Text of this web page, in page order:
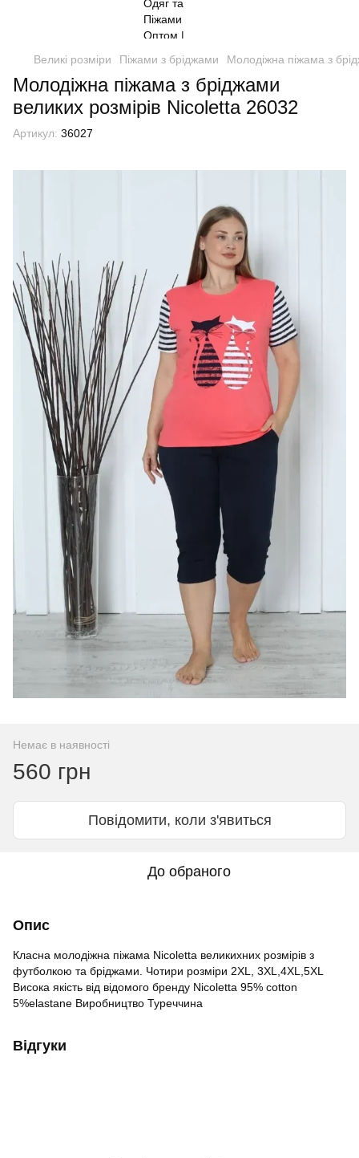
Великі розміри Піжами з бріджами Молодіжна піжама з
Молодіжна піжама з бріджами
великих розмірів Nicoletta 26032
Артикул: 36027
Немає в наявності
560 грн
Повідомити, коли з'явиться
До обраного
Опис
Класна молодіжна піжама Nicoletta великихних розмірів з
футболкою та бріджами. Чотири розміри 2XL, 3XL,4XL,5XL
Висока якість від відомого бренду Nicoletta 95% cotton
5%elastane Виробництво Туреччина
Відгуки